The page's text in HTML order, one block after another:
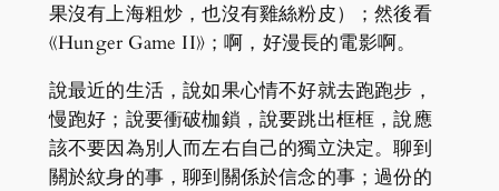
果沒有上海粗炒，也沒有雞絲粉皮）；然後看
《Hunger Game II》；啊，好漫長的電影啊。
說最近的生活，說如果心情不好就去跑跑步，
慢跑好；說要衝破枷鎖，說要跳出框框，說應
該不要因為別人而左右自己的獨立決定。聊到
關於紋身的事，聊到關係於信念的事；過份的